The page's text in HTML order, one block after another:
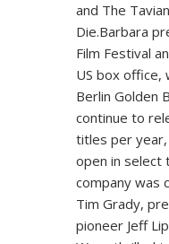
and The
Die.Barbara
Film Festival
US box office,
Berlin Golden
continue to
titles per
open in select
company was
Tim Grady,
pioneer Jeff